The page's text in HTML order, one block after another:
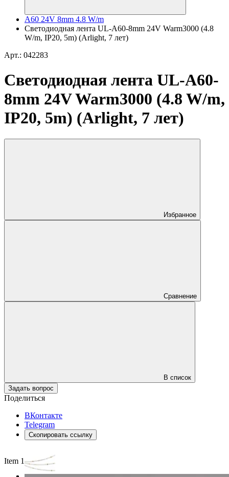
A60 24V 8mm 4.8 W/m
Светодиодная лента UL-A60-8mm 24V Warm3000 (4.8
W/m, IP20, 5m) (Arlight, 7 лет)
Арт.: 042283
Светодиодная лента UL-A60-
8mm 24V Warm3000 (4.8 W/m,
IP20, 5m) (Arlight, 7 лет)
Избранное
Сравнение
В список
Задать вопрос
Поделиться
ВКонтакте
Telegram
Скопировать ссылку
Item 1 of 3